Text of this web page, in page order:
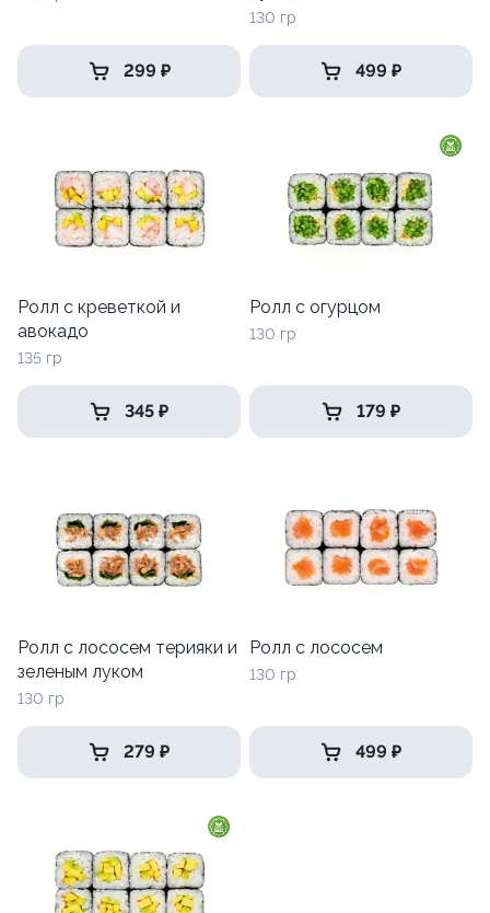
299 ₽
130 гр
499 ₽
Ролл с креветкой и
авокадо
135 гр
345 ₽
Ролл с огурцом
130 гр
179 ₽
Ролл с лососем терияки и
зеленым луком
130 гр
279 ₽
Ролл с лососем
130 гр
499 ₽